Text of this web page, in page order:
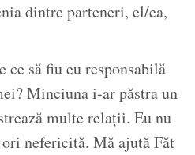
dintre parteneri, el/ea,
ce să fiu eu responsabilă
Minciuna i-ar păstra un
multe relații. Eu nu
nefericită. Mă ajută Făt